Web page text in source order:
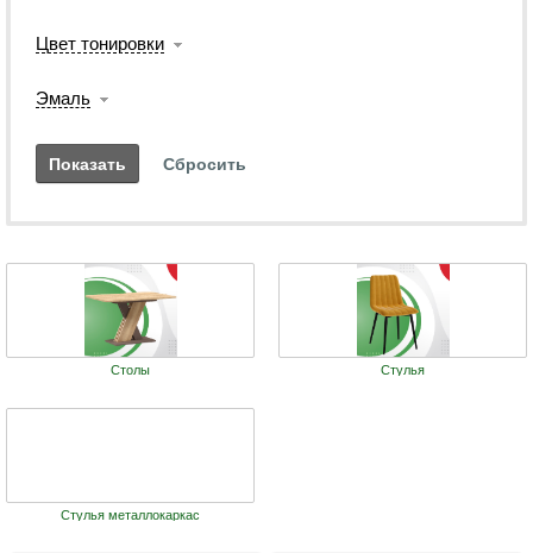
Цвет тонировки
Эмаль
Столы Стулья
Стулья металлокаркас